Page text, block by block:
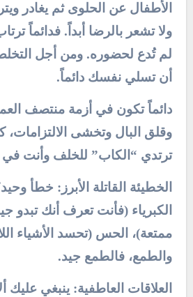
الأطفال عن الحلوى ثم يغادر
ولا تشعر بالرضا أبداً. فدائماً
لم تُدع لحضوره. ومن أجل
أن تسلي نفسك دائماً.
دائماً تكون في أزمة منتصف
وقلق البال وتخشى الالتزامات،
ترتدي “الكاب” للخلف وأنت في الـ45 من
الخطيئة القاتلة الأبرز: خطأ
الكبرياء (فأنت تعرف أنك تبدو
ممتعة)، الحس (تحسد الأشياء
والطمع، فالطمع جيد.
العلاقات العاطفية: ينبغي عليك